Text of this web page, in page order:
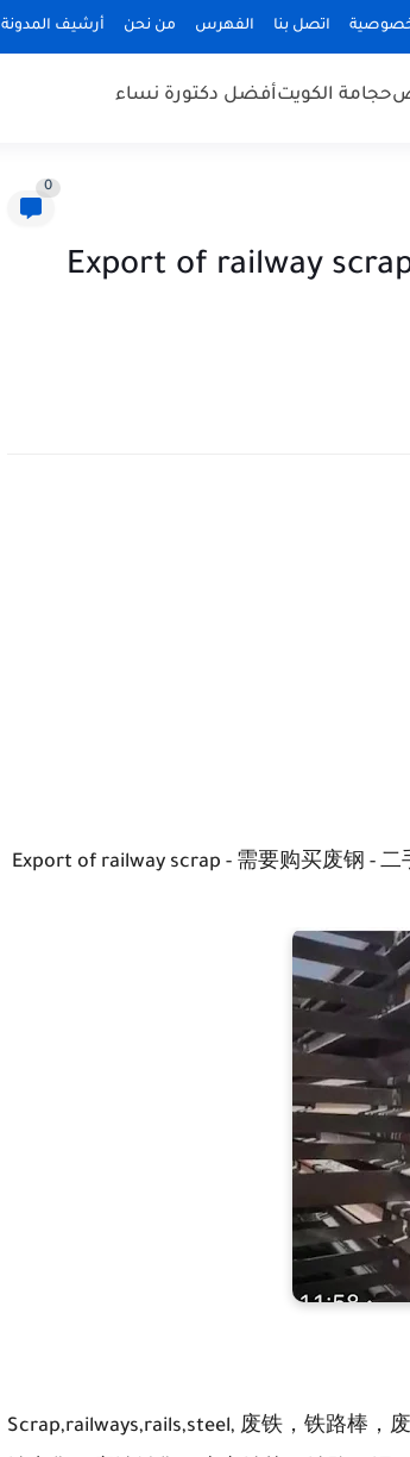
اتصل بنا الفهرس من نحن أرشيف المدونة
حجامة الكويتأفضل دكتورة نساء
0
Export of railway
Export of railway scrap - 需要购买废钢 -
Scrap,railways,rails,steel, 废铁，铁路棒